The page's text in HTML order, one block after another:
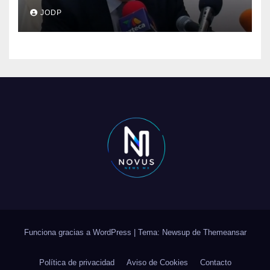
clave del caso Ayotzinapa
JODP
Funciona gracias a WordPress Tema: Newsup de Themeansar
Política de privacidad Aviso de Cookies Contacto